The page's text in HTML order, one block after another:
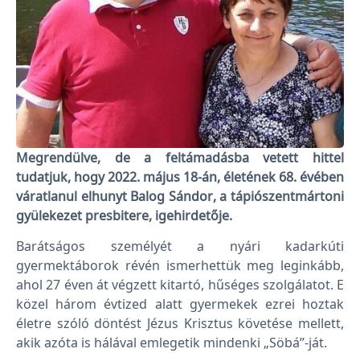
Megrendülve, de a feltámadásba vetett hittel
tudatjuk, hogy 2022. május 18-án, életének 68. évében
váratlanul elhunyt Balog Sándor, a tápiószentmártoni
gyülekezet presbitere, igehirdetője.
Barátságos személyét a nyári kadarkúti
gyermektáborok révén ismerhettük meg leginkább,
ahol 27 éven át végzett kitartó, hűséges szolgálatot. E
közel három évtized alatt gyermekek ezrei hoztak
életre szóló döntést Jézus Krisztus követése mellett,
akik azóta is hálával emlegetik mindenki „Söbá”-ját.